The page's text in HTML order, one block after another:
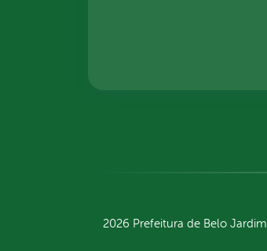
2026 Prefeitura de Belo Jardim